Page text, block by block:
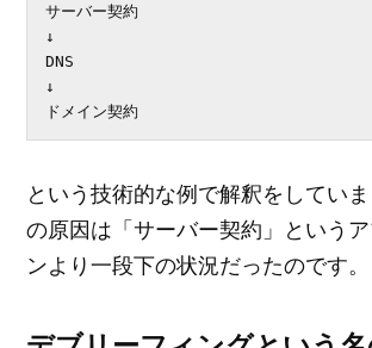
サーバー契約
↓
DNS
↓
ドメイン契約
という技術的な例で解釈をしてい
の原因は「サーバー契約」という
ンより一段下の状況だったのです。